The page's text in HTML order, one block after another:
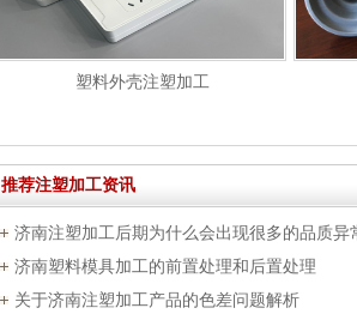
塑料外壳注塑加工
推荐注塑加工资讯
济南注塑加工后期为什么会出现很多的品质异
济南塑料模具加工的前置处理和后置处理
关于济南注塑加工产品的色差问题解析